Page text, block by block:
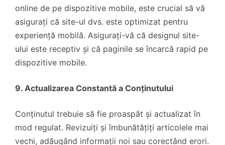
online de pe dispozitive mobile, este crucial să vă
asigurați că site-ul dvs. este optimizat pentru
experiență mobilă. Asigurați-vă că designul site-
ului este receptiv și că paginile se încarcă rapid pe
dispozitive mobile.
9. Actualizarea Constantă a Conținutului
Conținutul trebuie să fie proaspăt și actualizat în
mod regulat. Revizuiți și îmbunătățiți articolele mai
vechi, adăugând informații noi sau corectând erori.